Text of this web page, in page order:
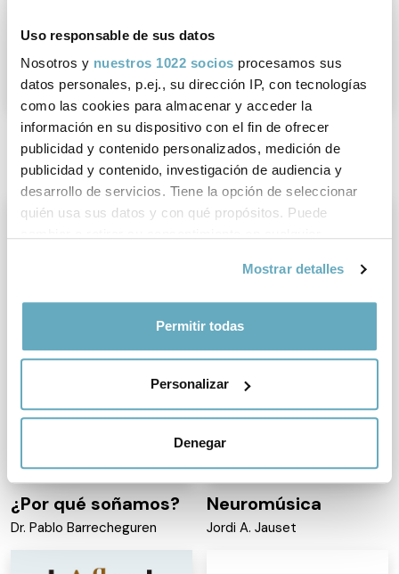
Uso responsable de sus datos
Nosotros y nuestros 1022 socios procesamos sus
datos personales, p.ej., su dirección IP, con tecnologías
como las cookies para almacenar y acceder la
información en su dispositivo con el fin de ofrecer
publicidad y contenido personalizados, medición de
publicidad y contenido, investigación de audiencia y
desarrollo de servicios. Tiene la opción de seleccionar
quién usa sus datos y con qué propósitos. Puede
Si lo permite, también quisiéramos:
geográfica que puede tener una precisión de varios
Identificar su dispositivo analizándolo activamente
datos personales y establezca sus preferencias en la
sección de datos
. Puede cambiar o retirar su
Mostrar detalles
Permitir todas
Personalizar
Denegar
¿Qué le cuento a mi
psicólogo?
Rafael San Román
Cerebro, amor y
duelo
Dr. Javier Cudeiro
¿Por qué soñamos?
Dr. Pablo Barrecheguren
Neuromúsica
Jordi A. Jauset